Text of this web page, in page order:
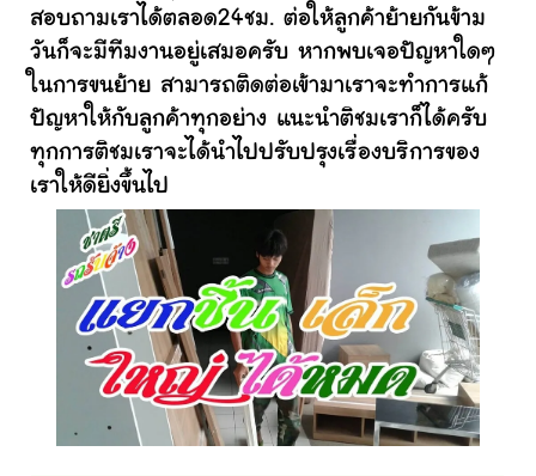
สอบถามเราได้ตลอด24ชม. ต่อให้ลูกค้าย้ายกันข้าม
วันก็จะมีทีมงานอยู่เสมอครับ หากพบเจอปัญหาใดๆ
ในการขนย้าย สามารถติดต่อเข้ามาเราจะทำการแก้
ปัญหาให้กับลูกค้าทุกอย่าง แนะนำติชมเราก็ได้ครับ
ทุกการติชมเราจะได้นำไปปรับปรุงเรื่องบริการของ
เราให้ดียิ่งขึ้นไป